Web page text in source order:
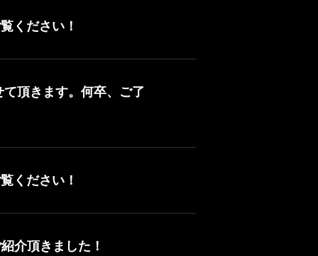
ください！
頂きます。何卒、ご了
ください！
介頂きました！